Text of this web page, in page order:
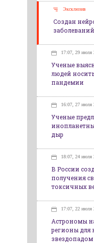
Эксклюзив
Создан
17:07, 29 июля
Ученые
людей
пандемии
16:07, 27 июля
Ученые
дыр
18:07, 24 июля
В России
получения
токсичных
17:07, 22 июля
Астрономы
регионы для